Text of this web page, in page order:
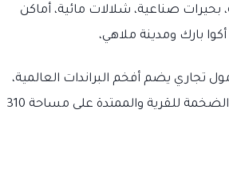
صناعية، شلالات مائية، أماكن
بارك ومدينة ملاهي،
صحي ورياضي، صيدلية متاحة على مدار ال 24 ساعة، مول تجاري يضم أفخم البراندات العالمية،
ومطاعم وكافيهات، وقد ساعد على توفير تلك الخدمات وأكثر المساحة الضخمة للقرية والممتدة على مساحة 310